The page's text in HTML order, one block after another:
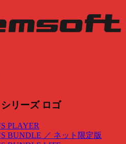
PLAYER
BUNDLE ／ ネット限定版